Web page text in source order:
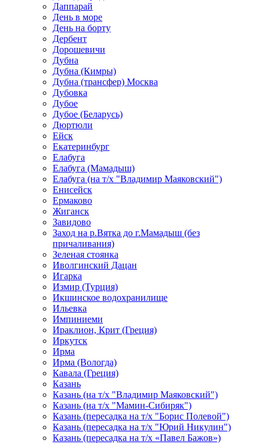
Даппарай
День в море
День на борту
Дербент
Дорошевичи
Дубна
Дубна (Кимры)
Дубна (трансфер) Москва
Дубовка
Дубое
Дубое (Беларусь)
Дюртюли
Ейск
Екатеринбург
Елабуга
Елабуга (Мамадыш)
Елабуга (на т/х "Владимир Маяковский")
Енисейск
Ермаково
Жиганск
Завидово
Заход на р.Вятка до г.Мамадыш (без
причаливания)
Зеленая стоянка
Иволгинский Дацан
Игарка
Измир (Турция)
Икшинское водохранилище
Ильевка
Импиниеми
Ираклион, Крит (Греция)
Иркутск
Ирма
Ирма (Вологда)
Кавала (Греция)
Казань
Казань (на т/х "Владимир Маяковский")
Казань (на т/х "Мамин-Сибиряк")
Казань (пересадка на т/х "Борис Полевой")
Казань (пересадка на т/х "Юрий Никулин")
Казань (пересадка на т/х «Павел Бажов»)